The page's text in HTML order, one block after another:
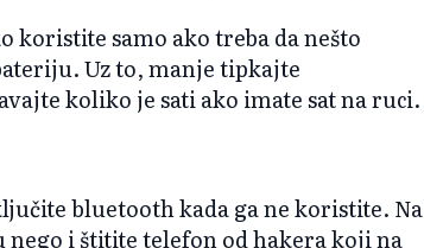
koristite samo ako treba da nešto
Uz to, manje tipkajte
koliko je sati ako imate sat na ruci.
bluetooth kada ga ne koristite. Na
nego i štitite telefon od hakera koji na